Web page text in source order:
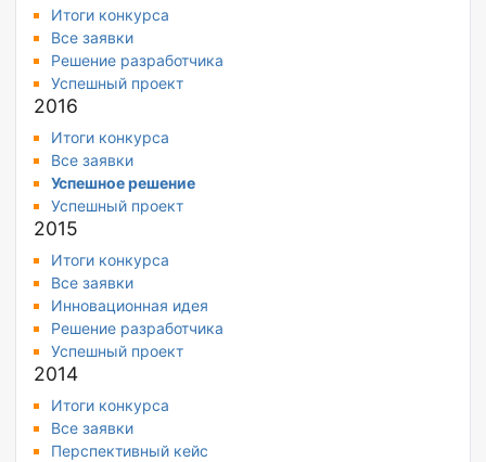
Итоги конкурса
Все заявки
Решение разработчика
Успешный проект
2016
Итоги конкурса
Все заявки
Успешное решение
Успешный проект
2015
Итоги конкурса
Все заявки
Инновационная идея
Решение разработчика
Успешный проект
2014
Итоги конкурса
Все заявки
Перспективный кейс